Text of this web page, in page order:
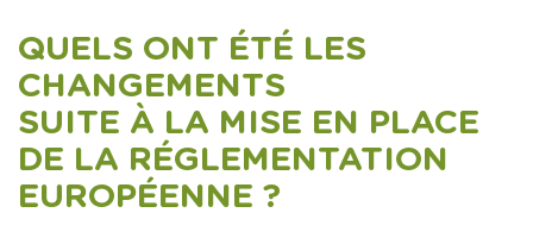
QUELS ONT ÉTÉ LES
CHANGEMENTS
SUITE À LA MISE EN PLACE
DE LA RÉGLEMENTATION
EUROPÉENNE ?